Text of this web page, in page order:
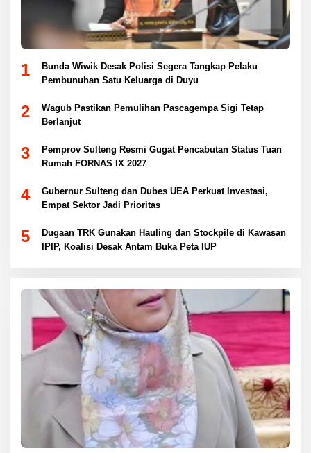
1
Bunda Wiwik Desak Polisi Segera Tangkap Pelaku
Pembunuhan Satu Keluarga di Duyu
2
Wagub Pastikan Pemulihan Pascagempa Sigi Tetap
Berlanjut
3
Pemprov Sulteng Resmi Gugat Pencabutan Status Tuan
Rumah FORNAS IX 2027
4
Gubernur Sulteng dan Dubes UEA Perkuat Investasi,
Empat Sektor Jadi Prioritas
5
Dugaan TRK Gunakan Hauling dan Stockpile di Kawasan
IPIP, Koalisi Desak Antam Buka Peta IUP